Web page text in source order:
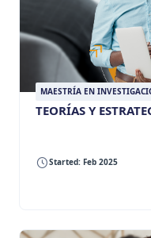
MAESTRÍA EN
TEORÍAS Y
Started: Feb 2025